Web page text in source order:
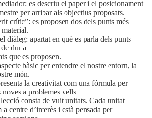
es descriu el paper i el posicionament
per arribar als objectius proposats.
crític”: es proposen dos dels punts més
material.
diàleg: apartat en què es parla dels punts
dur a
que es proposen.
bàsic per entendre el nostre entorn, la
món.
la creativitat com una fórmula per
a problemes vells.
consta de vuit unitats. Cada unitat
centre d’interès i està pensada per